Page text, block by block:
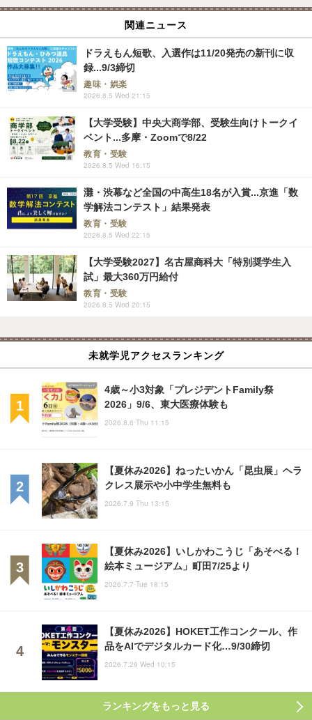
関連ニュース
ドラえもん短歌、入選作は11/20発売の新刊に収
録...9/3締切
趣味・娯楽
2026.8.5 Wed 21:15
【大学受験】中央大商学部、受験生向けトークイ
ベント...多摩・Zoomで8/22
教育・受験
2026.8.5 Wed 16:15
灘・渋幕など全国の中高生18名が入賞...京進「数
学解法コンテスト」結果発表
教育・受験
2026.8.5 Wed 22:15
【大学受験2027】名古屋商科大「特別奨学生入
試」最大360万円給付
教育・受験
2026.8.5 Wed 20:15
未就学児アクセスランキング
4歳～小3対象「プレジデントFamily祭
2026」9/6、東大医療体験も
2026.8.6 Thu 11:15
【夏休み2026】ねったいかん「昆虫展」ヘラ
クレス展示や小中学生無料も
2026.7.9 Thu 13:15
【夏休み2026】いしかわこうじ「あそべる！
絵本ミュージアム」町田7/25より
2026.7.7 Tue 18:15
【夏休み2026】HOKET工作コンクール、作
品をAIでデジタルカード化…9/30締切
2026.7.29 Wed 10:15
ランキングをもっと見る